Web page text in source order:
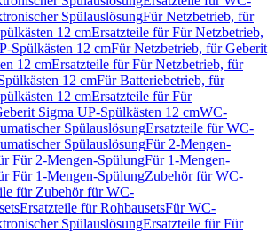
SpülauslösungFür Netzbetrieb, für
12 cmErsatzteile für Für Netzbetrieb,
Spülkästen 12 cmFür Netzbetrieb, für Geberit
12 cmErsatzteile für Für Netzbetrieb, für
12 cmFür Batteriebetrieb, für
12 cmErsatzteile für Für
Sigma UP-Spülkästen 12 cmWC-
SpülauslösungErsatzteile für WC-
SpülauslösungFür 2-Mengen-
Für 2-Mengen-SpülungFür 1-Mengen-
Für 1-Mengen-SpülungZubehör für WC-
für Zubehör für WC-
Ersatzteile für RohbausetsFür WC-
SpülauslösungErsatzteile für Für